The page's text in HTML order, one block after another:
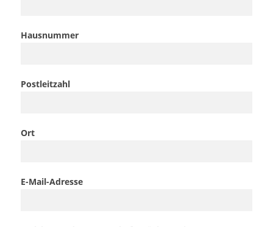
Hausnummer
Postleitzahl
Ort
E-Mail-Adresse